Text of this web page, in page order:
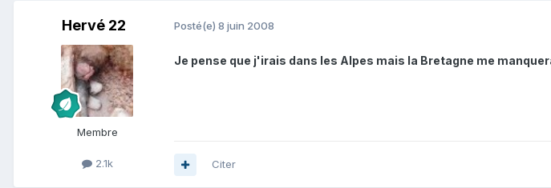
Hervé 22
Membre
2.1k
Posté(e) 8 juin 2008
Je pense que j'irais dans les Alpes mais la Bretagne me
Citer